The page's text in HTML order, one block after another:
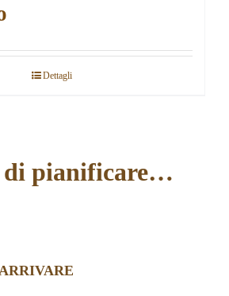
Dettagli
di pianificare…